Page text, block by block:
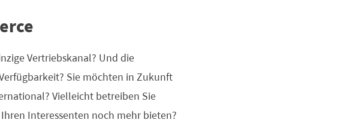
Vertriebskanal? Und die
Sie möchten in Zukunft
Vielleicht betreiben Sie
Interessenten noch mehr bieten?